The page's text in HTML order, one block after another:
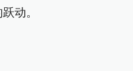
动。